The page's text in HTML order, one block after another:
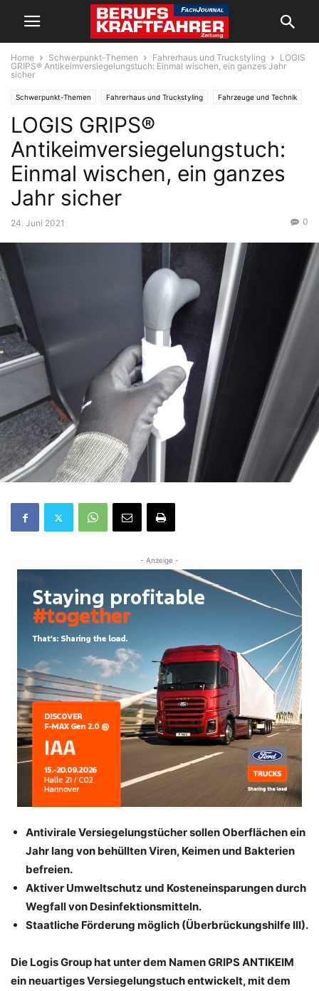
Home Schwerpunkt-Themen Fahrerhaus und Truckstyling
LOGIS
GRIPS® Antikeimversiegelungstuch: Einmal wischen, ein ganzes Jahr
sicher
Schwerpunkt-Themen Fahrerhaus und Truckstyling Fahrzeuge und Technik
Omnibusse
LOGIS GRIPS®
Antikeimversiegelungstuch:
Einmal wischen, ein ganzes
Jahr sicher
24. Juni 2021 0
- Anzeige -
Antivirale Versiegelungstücher sollen Oberflächen ein
Jahr lang von behüllten Viren, Keimen und Bakterien
befreien.
Aktiver Umweltschutz und Kosteneinsparungen durch
Wegfall von Desinfektionsmitteln.
Staatliche Förderung möglich (Überbrückungshilfe III).
Die Logis Group hat unter dem Namen GRIPS ANTIKEIM
ein neuartiges Versiegelungstuch entwickelt, mit dem